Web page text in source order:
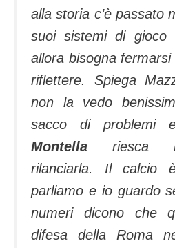
alla storia c’è passato
suoi sistemi di gioco
allora bisogna
riflettere. Spiega
non la vedo
sacco di problemi
Montella riesca
rilanciarla. Il calcio
parliamo e io guardo
numeri dicono che
difesa della Roma